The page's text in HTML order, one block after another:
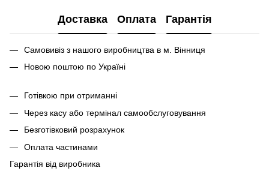
Доставка Оплата Гарантія
Самовивіз з нашого виробництва в м. Вінниця
Новою поштою по Україні
Готівкою при отриманні
Через касу або термінал самообслуговування
Безготівковий розрахунок
Оплата частинами
Гарантія від виробника